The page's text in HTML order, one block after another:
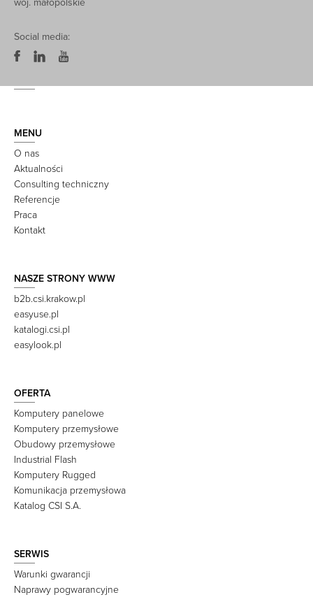
Social media:
MENU
O nas
Aktualności
Consulting techniczny
Referencje
Praca
Kontakt
NASZE STRONY WWW
b2b.csi.krakow.pl
easyuse.pl
katalogi.csi.pl
easylook.pl
OFERTA
Komputery panelowe
Komputery przemysłowe
Obudowy przemysłowe
Industrial Flash
Komputery Rugged
Komunikacja przemysłowa
Katalog CSI S.A.
SERWIS
Warunki gwarancji
Naprawy pogwarancyjne